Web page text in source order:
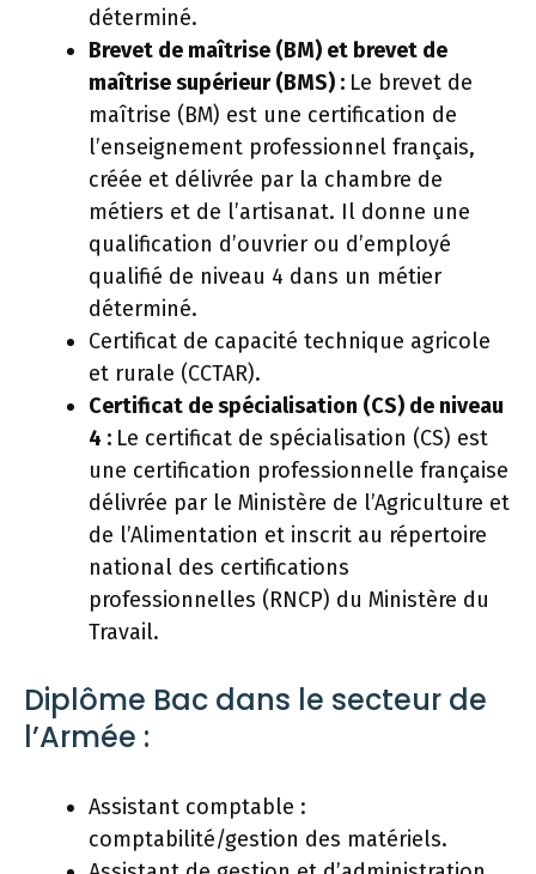
déterminé.
Brevet de maîtrise (BM) et brevet de
maîtrise supérieur (BMS) : Le brevet de
maîtrise (BM) est une certification de
l’enseignement professionnel français,
créée et délivrée par la chambre de
métiers et de l’artisanat. Il donne une
qualification d’ouvrier ou d’employé
qualifié de niveau 4 dans un métier
déterminé.
Certificat de capacité technique agricole
et rurale (CCTAR).
Certificat de spécialisation (CS) de niveau
4 : Le certificat de spécialisation (CS) est
une certification professionnelle française
délivrée par le Ministère de l’Agriculture et
de l’Alimentation et inscrit au répertoire
national des certifications
professionnelles (RNCP) du Ministère du
Travail.
Diplôme Bac dans le secteur de
l’Armée :
Assistant comptable :
comptabilité/gestion des matériels.